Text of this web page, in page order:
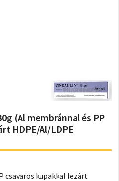
(Al membránnal és PP
HDPE/Al/LDPE
csavaros kupakkal lezárt